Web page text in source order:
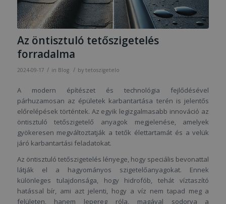
Az öntisztuló tetőszigetelés
forradalma
2024-09-17 / in Blog / by tetoszigetelo
A modern építészet és technológia fejlődésével
párhuzamosan az épületek karbantartása terén is jelentős
előrelépések történtek. Az egyik legizgalmasabb innováció az
öntisztuló tetőszigetelő anyagok megjelenése, amelyek
gyökeresen megváltoztatják a tetők élettartamát és a velük
járó karbantartási feladatokat.
Az öntisztuló tetőszigetelés lényege, hogy speciális bevonattal
látják el a hagyományos szigetelőanyagokat. Ennek
különleges tulajdonsága, hogy hidrofób, tehát víztaszító
hatással bír, ami azt jelenti, hogy a víz nem tapad meg a
felületen, hanem lepereg róla, magával sodorva a